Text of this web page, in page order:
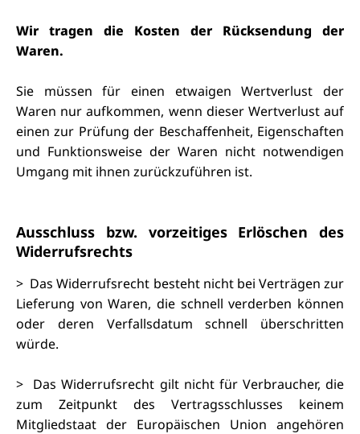
Wir tragen die Kosten der Rücksendung der
Waren.
Sie müssen für einen etwaigen Wertverlust der
Waren nur aufkommen, wenn dieser Wertverlust auf
einen zur Prüfung der Beschaffenheit, Eigenschaften
und Funktionsweise der Waren nicht notwendigen
Umgang mit ihnen zurückzuführen ist.
Ausschluss bzw. vorzeitiges Erlöschen des
Widerrufsrechts
> Das Widerrufsrecht besteht nicht bei Verträgen zur
Lieferung von Waren, die schnell verderben können
oder deren Verfallsdatum schnell überschritten
würde.
> Das Widerrufsrecht gilt nicht für Verbraucher, die
zum Zeitpunkt des Vertragsschlusses keinem
Mitgliedstaat der Europäischen Union angehören